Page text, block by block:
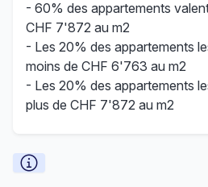
- 60% des appartements
CHF 7'872 au m2
- Les 20% des appartements
moins de CHF 6'763 au m2
- Les 20% des appartements
plus de CHF 7'872 au m2